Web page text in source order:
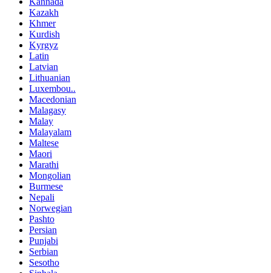
Kazakh
Khmer
Kurdish
Kyrgyz
Latin
Latvian
Lithuanian
Luxembou..
Macedonian
Malagasy
Malay
Malayalam
Maltese
Maori
Marathi
Mongolian
Burmese
Nepali
Norwegian
Pashto
Persian
Punjabi
Serbian
Sesotho